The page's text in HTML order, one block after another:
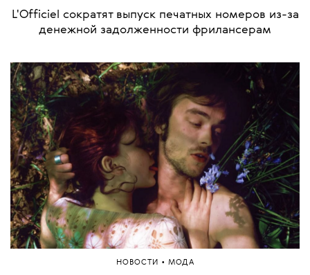
L'Officiel сократят выпуск печатных номеров из-за
денежной задолженности фрилансерам
НОВОСТИ • МОДА